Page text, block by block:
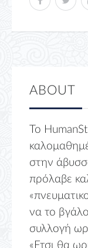
ABOUT
Το
στην
πρόλαβε
να το
συλλογή
«Ετσι θα